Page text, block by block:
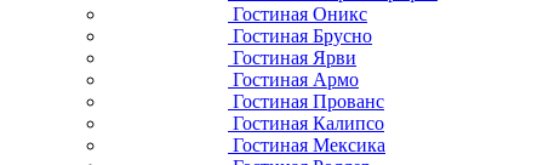
Гостиная Оникс
Гостиная Брусно
Гостиная Ярви
Гостиная Армо
Гостиная Прованс
Гостиная Калипсо
Гостиная Мексика